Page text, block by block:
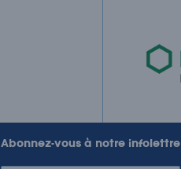
Abonnez-vous à notre infolettre